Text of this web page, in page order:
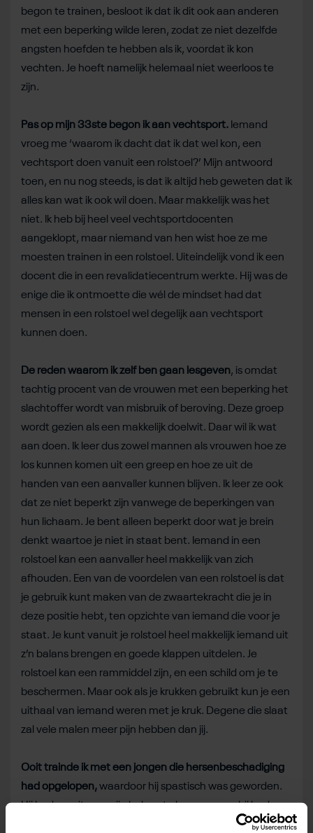
begon te trainen, besloot ik dat ik dit ook aan anderen
met een beperking wilde leren, zodat ze niet dezelfde
angsten hoefden te hebben als ik, voordat ik kon
vechten. Je hoeft namelijk helemaal niet weerloos te
zijn.
Pas op mijn 33ste begon ik aan vechtsport. Iemand
vroeg me ‘waarom ik dacht dat ik dat wel kon, een
vechtsport doen vanuit een rolstoel?’ Mijn antwoord
toen, en nu nog steeds, is dat ik altijd heb geweten dat ik
alles kan wat ik ook wil doen. Maar makkelijk was het
niet. Ik heb bij heel veel vechtsportdocenten
aangeklopt, maar niemand van hen wist hoe ze me
moesten trainen in een rolstoel. Uiteindelijk vond ik een
docent die in een revalidatiecentrum werkte. Hij was de
enige die ik ontmoette die wél de mindset had dat
mensen in een rolstoel wel degelijk aan vechtsport
kunnen doen.
De reden waarom ik zelf ben gaan lesgeven, is omdat
tachtig procent van de vrouwen met een beperking het
slachtoffer wordt van misbruik of beroving. Deze groep
wordt gezien als een makkelijk doelwit. Daar wil ik wat
aan doen. Ik leer dus zowel mannen als vrouwen hoe ze
los kunnen komen uit een greep en hoe ze uit de
handen van een aanvaller kunnen blijven. Ik leer ze ook
dat ze niet beperkt zijn vanwege de beperkingen van
hun lichaam. Je bent alleen beperkt door wat je brein
denkt waartoe je niet in staat bent. Iemand in een
rolstoel kan een aanvaller heel makkelijk van zich
afhouden. Een van de voordelen van een rolstoel is dat
je gebruik kunt maken van de zwaartekracht die je in
deze positie hebt, ten opzichte van iemand die voor je
staat. Je kunt vanuit je rolstoel heel makkelijk iemand uit
z’n balans brengen en goede klappen uitdelen. Je
rolstoel kan een rammiddel zijn, en een schild om je te
beschermen. Maar ook als je krukken gebruikt kun je een
uithaal van iemand weren met je kruk. Degene die slaat
zal vele malen meer pijn hebben dan jij.
Ooit trainde ik met een jongen die hersenbeschadiging
had opgelopen,waardoor hij spastisch was geworden.
Hij had moeite om zijn balans te bewaren, en hij had
problemen met zijn geheugen. Hij zei: ‘Ik zal nooit in